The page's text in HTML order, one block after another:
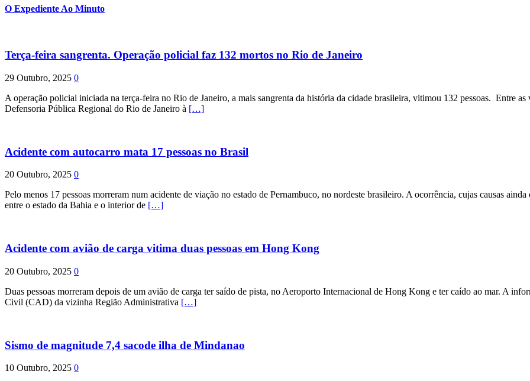
O Expediente Ao Minuto
Terça-feira sangrenta. Operação policial faz 132 mortos no Rio de Janeiro
29 Outubro, 2025 0
A operação policial iniciada na terça-feira no Rio de Janeiro, a mais sangrenta da história da cidade brasileira, vitimou 132 pessoas. Entre
Defensoria Pública Regional do Rio de Janeiro à […]
Acidente com autocarro mata 17 pessoas no Brasil
20 Outubro, 2025 0
Pelo menos 17 pessoas morreram num acidente de viação no estado de Pernambuco, no nordeste brasileiro. A ocorrência, cujas causas
entre o estado da Bahia e o interior de […]
Acidente com avião de carga vitima duas pessoas em Hong Kong
20 Outubro, 2025 0
Duas pessoas morreram depois de um avião de carga ter saído de pista, no Aeroporto Internacional de Hong Kong e ter caído ao mar. A
Civil (CAD) da vizinha Região Administrativa […]
Sismo de magnitude 7,4 sacode ilha de Mindanao
10 Outubro, 2025 0